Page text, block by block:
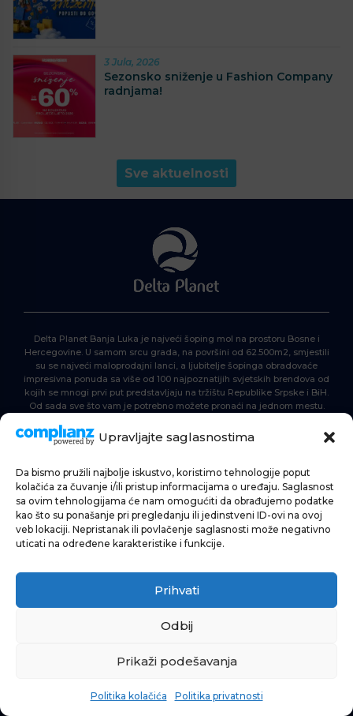
Upravljajte saglasnostima
Da bismo pružili najbolje iskustvo, koristimo tehnologije poput
kolačića za čuvanje i/ili pristup informacijama o uređaju. Saglasnost
sa ovim tehnologijama će nam omogućiti da obrađujemo podatke
kao što su ponašanje pri pregledanju ili jedinstveni ID-ovi na ovoj
veb lokaciji. Nepristanak ili povlačenje saglasnosti može negativno
uticati na određene karakteristike i funkcije.
Prihvati
Odbij
Prikaži podešavanja
Politika kolačića Politika privatnosti
3 Jula, 2026
Sezonsko sniženje u Fashion Company
radnjama!
Sve aktuelnosti
Delta Planet Banja Luka je najveći šoping mol na prostoru Bosne i
Hercegovine. U samom srcu grada, na površini od 62.500m2, smjestili
su se najveći maloprodajni lanci, a ljubitelje šopinga obradovaće
impresivna ponuda sa više od 100 najpoznatijih svjetskih brendova od
kojih se mnogi prvi put predstavljaju na tržištu Republike Srpske i BiH.
Od sada sve što vam je potrebno možete pronaći na jednom mestu.
POČETNA
ŠOPING
AKTUELNOSTI
ZABAVA